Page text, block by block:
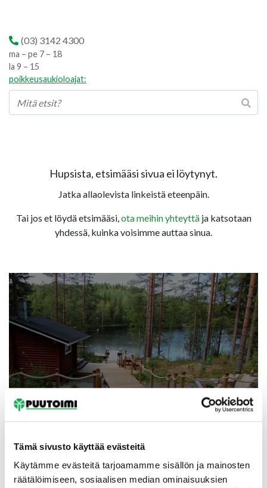
Tämä sivusto käyttää evästeitä
Käytämme evästeitä tarjoamamme sisällön ja mainosten
räätälöimiseen, sosiaalisen median ominaisuuksien
(03) 3142 4300
ma – pe 7 – 18
la 9 – 15
poikkeusaukioloajat:
Hupsista, etsimääsi sivua ei löytynyt.
Jatka allaolevista linkeistä eteenpäin.
Tai jos et löydä etsimääsi,ota meihin yhteyttäja katsotaan
yhdessä, kuinka voisimme auttaa sinua.
Etusivu